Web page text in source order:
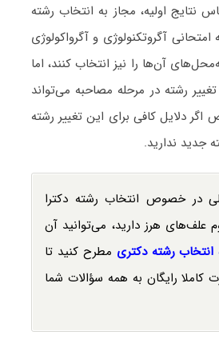
نتایج اولیه، مجاز به انتخاب رشته
آگروتکنولوژی و آگرواکولوژی
آن‌ها را نیز انتخاب کنند، اما
رشته در مرحله مصاحبه می‌تواند
دلایل کافی برای این تغییر رشته
جدید ندارید.
در خصوص انتخاب رشته دکترا
علف‌های هرز دارید، می‌توانید آن
انتخاب رشته دکتری مطرح کنید تا
کاملا رایگان به همه سؤالات شما